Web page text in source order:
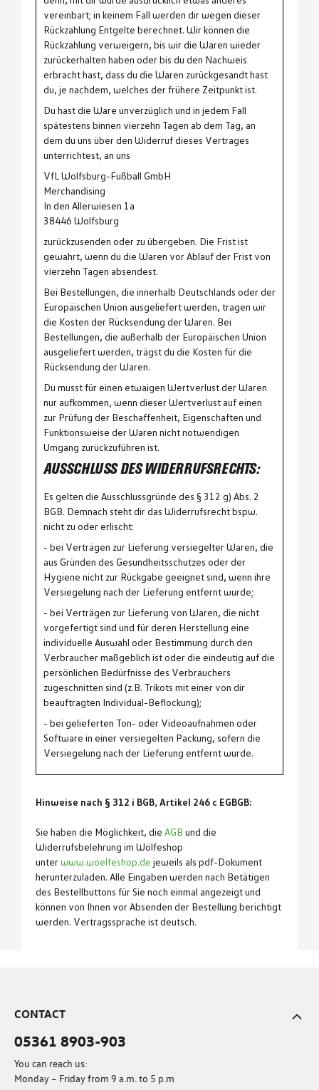
vereinbart; in keinem Fall werden dir wegen dieser
Rückzahlung Entgelte berechnet. Wir können die
Rückzahlung verweigern, bis wir die Waren wieder
zurückerhalten haben oder bis du den Nachweis
erbracht hast, dass du die Waren zurückgesandt hast
du, je nachdem, welches der frühere Zeitpunkt ist.
Du hast die Ware unverzüglich und in jedem Fall
spätestens binnen vierzehn Tagen ab dem Tag, an
dem du uns über den Widerruf dieses Vertrages
unterrichtest, an uns
VfL Wolfsburg-Fußball GmbH
Merchandising
In den Allerwiesen 1a
38446 Wolfsburg
zurückzusenden oder zu übergeben. Die Frist ist
gewahrt, wenn du die Waren vor Ablauf der Frist von
vierzehn Tagen absendest.
Bei Bestellungen, die innerhalb Deutschlands oder der
Europäischen Union ausgeliefert werden, tragen wir
die Kosten der Rücksendung der Waren. Bei
Bestellungen, die außerhalb der Europäischen Union
ausgeliefert werden, trägst du die Kosten für die
Rücksendung der Waren.
Du musst für einen etwaigen Wertverlust der Waren
nur aufkommen, wenn dieser Wertverlust auf einen
zur Prüfung der Beschaffenheit, Eigenschaften und
Funktionsweise der Waren nicht notwendigen
Umgang zurückzuführen ist.
AUSSCHLUSS DES WIDERRUFSRECHTS:
Es gelten die Ausschlussgründe des § 312 g) Abs. 2
BGB. Demnach steht dir das Widerrufsrecht bspw.
nicht zu oder erlischt:
- bei Verträgen zur Lieferung versiegelter Waren, die
aus Gründen des Gesundheitsschutzes oder der
Hygiene nicht zur Rückgabe geeignet sind, wenn ihre
Versiegelung nach der Lieferung entfernt wurde;
- bei Verträgen zur Lieferung von Waren, die nicht
vorgefertigt sind und für deren Herstellung eine
individuelle Auswahl oder Bestimmung durch den
Verbraucher maßgeblich ist oder die eindeutig auf die
persönlichen Bedürfnisse des Verbrauchers
zugeschnitten sind (z.B. Trikots mit einer von dir
beauftragten Individual-Beflockung);
- bei gelieferten Ton- oder Videoaufnahmen oder
Software in einer versiegelten Packung, sofern die
Versiegelung nach der Lieferung entfernt wurde.
Hinweise nach § 312 i BGB, Artikel 246 c EGBGB:
Sie haben die Möglichkeit, die AGB und die
Widerrufsbelehrung im Wölfeshop
unter www.woelfeshop.de jeweils als pdf-Dokument
herunterzuladen. Alle Eingaben werden nach Betätigen
des Bestellbuttons für Sie noch einmal angezeigt und
können von Ihnen vor Absenden der Bestellung berichtigt
werden. Vertragssprache ist deutsch.
CONTACT
05361 8903-903
You can reach us:
Monday – Friday from 9 a.m. to 5 p.m